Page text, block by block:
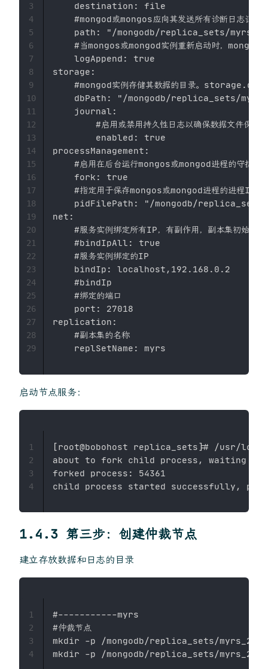
    destination: file
#mongod或mongos应向其发送所有诊断日志记录信
path: "/mongodb/replica_sets/
#当mongos或mongod实例重新启动时，mongos或
    logAppend: true
storage:
#mongod实例存储其数据的目录。
dbPath: "/mongodb/replica_sets/
    journal:
#启用或禁用持久性日志以确保数据文件保持
        enabled: true
processManagement:
#启用在后台运行mongos或mongod进程的守护进
    fork: true
#指定用于保存mongos或mongod进程的进程ID
pidFilePath: "/mongodb/
net:
#服务实例绑定所有IP，有副作用，副本集初始化
    #bindIpAll: true
    #服务实例绑定的IP
    bindIp: localhost,192.168.0.2
    #bindIp
    #绑定的端口
    port: 27018
replication:
    #副本集的名称
3
4
5
6
7
8
9
10
11
12
13
14
15
16
17
18
19
20
21
22
23
24
25
26
27
28
29
启动节点服务：
[root@bobohost replica_sets]# /usr/local/
about to fork child process, waiting
forked process: 54361
1
2
3
4
1.4.3 第三步：创建仲裁节点
建立存放数据和日志的目录
#-----------myrs
#仲裁节点
mkdir -p /mongodb/replica_sets/
1
2
3
4